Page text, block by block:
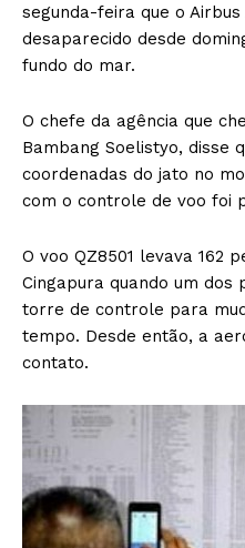
segunda-feira que o Airbus
desaparecido desde
fundo do mar.
O chefe da agência que
Bambang Soelistyo, disse
coordenadas do jato no
com o controle de voo foi
O voo QZ8501 levava 162
Cingapura quando um dos
torre de controle para
tempo. Desde então, a
contato.